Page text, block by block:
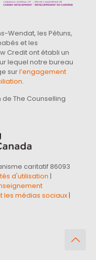
Wendat, les Pétuns,
et les
Credit ont établi un
lequel notre bureau
surl’engagement
.
de The Counselling
caritatif 86093
d'utilisation |
les médias sociaux|